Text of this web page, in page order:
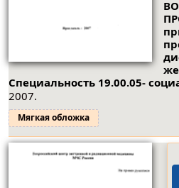
Специальность 19.00.05-
2007.
Мягкая обложка